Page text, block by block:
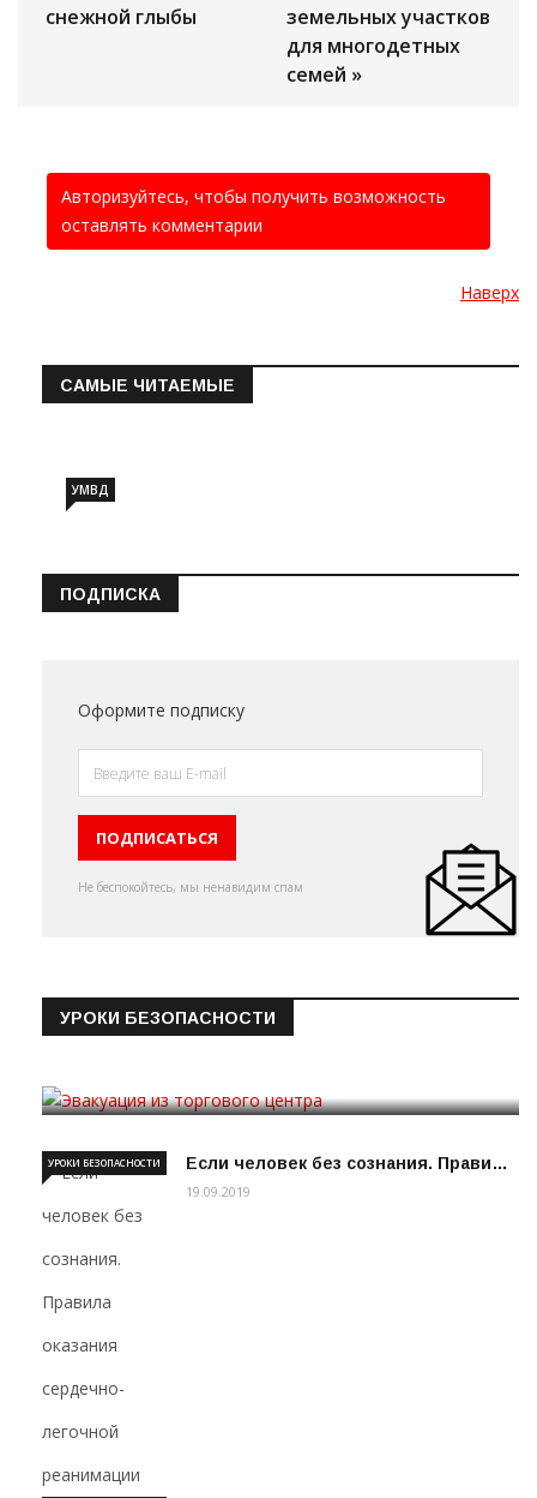
снежной глыбы
земельных участков
для многодетных
семей »
Авторизуйтесь, чтобы получить возможность
оставлять комментарии
Наверх
САМЫЕ ЧИТАЕМЫЕ
УМВД
ПОДПИСКА
Оформите подписку
Не беспокойтесь, мы ненавидим спам
УРОКИ БЕЗОПАСНОСТИ
Если человек без сознания. Прави…
УРОКИ БЕЗОПАСНОСТИ
19.09.2019